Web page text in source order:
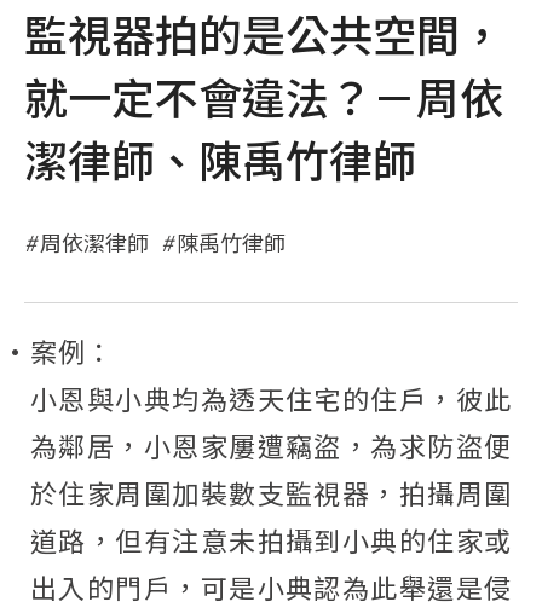
監視器拍的是公共空間，
就一定不會違法？－周依
潔律師、陳禹竹律師
周依潔律師 陳禹竹律師
· 案例：
小恩與小典均為透天住宅的住戶，彼此
為鄰居，小恩家屢遭竊盜，為求防盜便
於住家周圍加裝數支監視器，拍攝周圍
道路，但有注意未拍攝到小典的住家或
出入的門戶，可是小典認為此舉還是侵